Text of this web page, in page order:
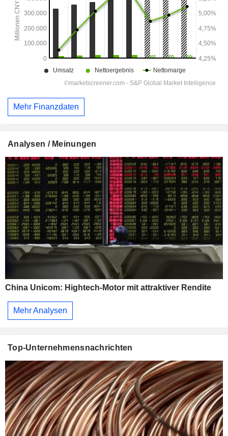
Mehr Finanzdaten
Analysen / Meinungen
China Unicom: Hightech-Motor mit attraktiver Rendite
Mehr Analysen
Top-Unternehmensnachrichten